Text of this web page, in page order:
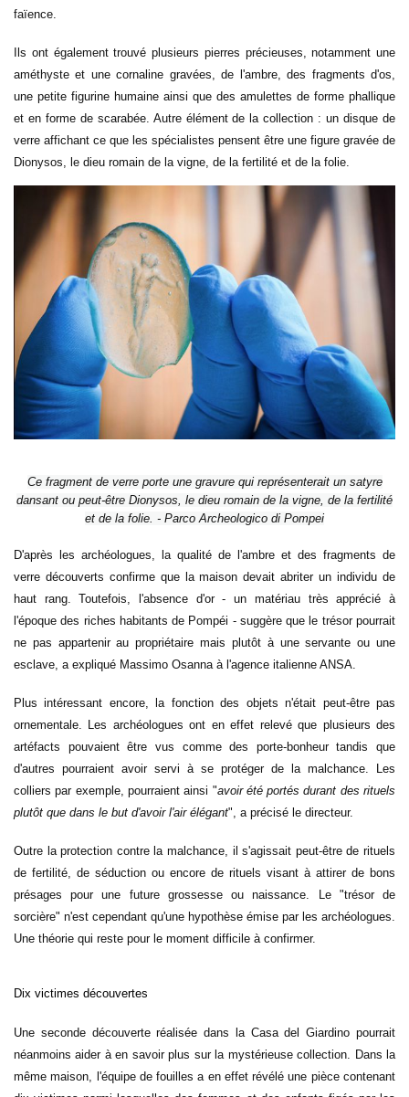
faïence.
Ils ont également trouvé plusieurs pierres précieuses, notamment une
améthyste et une cornaline gravées, de l'ambre, des fragments d'os,
une petite figurine humaine ainsi que des amulettes de forme phallique
et en forme de scarabée. Autre élément de la collection : un disque de
verre affichant ce que les spécialistes pensent être une figure gravée de
Dionysos, le dieu romain de la vigne, de la fertilité et de la folie.
Ce fragment de verre porte une gravure qui représenterait un satyre
dansant ou peut-être Dionysos, le dieu romain de la vigne, de la fertilité
et de la folie. - Parco Archeologico di Pompei
D'après les archéologues, la qualité de l'ambre et des fragments de
verre découverts confirme que la maison devait abriter un individu de
haut rang. Toutefois, l'absence d'or - un matériau très apprécié à
l'époque des riches habitants de Pompéi - suggère que le trésor pourrait
ne pas appartenir au propriétaire mais plutôt à une servante ou une
esclave, a expliqué Massimo Osanna à l'agence italienne ANSA.
Plus intéressant encore, la fonction des objets n'était peut-être pas
ornementale. Les archéologues ont en effet relevé que plusieurs des
artéfacts pouvaient être vus comme des porte-bonheur tandis que
d'autres pourraient avoir servi à se protéger de la malchance. Les
colliers par exemple, pourraient ainsi "avoir été portés durant des rituels
plutôt que dans le but d'avoir l'air élégant", a précisé le directeur.
Outre la protection contre la malchance, il s'agissait peut-être de rituels
de fertilité, de séduction ou encore de rituels visant à attirer de bons
présages pour une future grossesse ou naissance. Le "trésor de
sorcière" n'est cependant qu'une hypothèse émise par les archéologues.
Une théorie qui reste pour le moment difficile à confirmer.
Dix victimes découvertes
Une seconde découverte réalisée dans la Casa del Giardino pourrait
néanmoins aider à en savoir plus sur la mystérieuse collection. Dans la
même maison, l'équipe de fouilles a en effet révélé une pièce contenant